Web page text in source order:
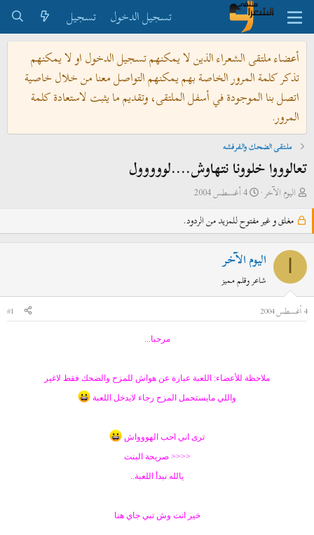
تسجيل الدخول
تسجيل
أعضاء ملتقى الشعراء الذين لا يمكنهم تسجيل الدخول او لا يمكنهم
تذكر كلمة المرور الخاصة بهم يمكنهم التواصل معنا من خلال خاصية
اتصل بنا الموجودة في أسفل الملتقى، وتقديم ما يثبت لاستعادة كلمة
المرور.
ملتقى الضحك والفرفشه
تعالوووا خلوونا نتهاوش....لووووول
ب
د
ئ
ا
م
ض
اليوم الآخر
ت
ر
ي
خ
ل
د
4 أغسطس 2004
مغلق و غير مفتوح للمزيد من الردود.
اليوم الآخر
شاعر وقلم مميز
4 أغسطس 2004
#1
مرحبا...
ملاحظة للأعضاء: اللعبة عبارة عن هواش للمزح والضحك فقط لاغير
واللي مايستحمل المزح رجاء لايدخل اللعبة
ترى اني احب الهووواش
<<<< صريحة البنت
يالله نبدأ اللعبة..
خير انت وش تبي جاي هنا